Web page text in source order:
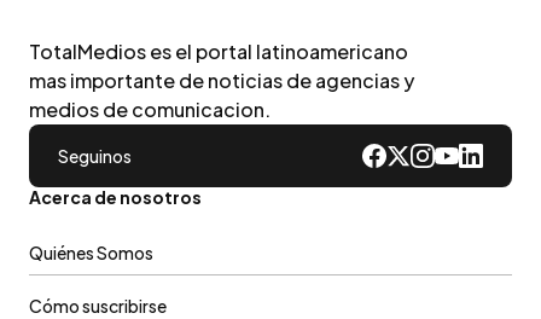
TotalMedios es el portal latinoamericano
mas importante de noticias de agencias y
medios de comunicacion.
Seguinos
Acerca de nosotros
Quiénes Somos
Cómo suscribirse